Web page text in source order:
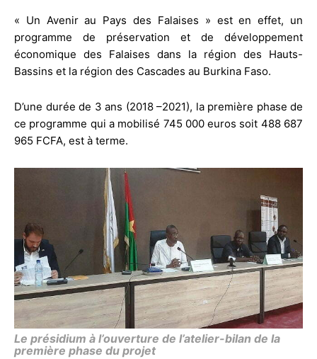
« Un Avenir au Pays des Falaises » est en effet, un
programme de préservation et de développement
économique des Falaises dans la région des Hauts-
Bassins et la région des Cascades au Burkina Faso.
D’une durée de 3 ans (2018 –2021), la première phase de
ce programme qui a mobilisé 745 000 euros soit 488 687
965 FCFA, est à terme.
Le présidium à l’ouverture de l’atelier-bilan de la
première phase du projet